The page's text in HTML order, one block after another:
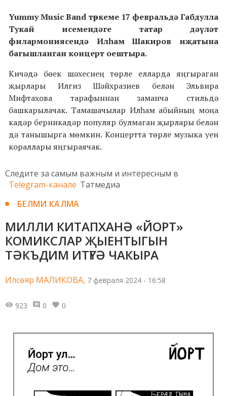
Yummy Music Band төркеме 17 февральдә Габдулла
Тукай исемендәге татар дәүләт
филармониясендә Илһам Шакиров иҗатына
багышланган концерт оештыра.
Кичәдә бөек шәхеснең төрле елларда яңгыраган
җырлары Илгиз Шәйхразиев белән Эльвира
Мифтахова тарафыннан заманча стильдә
башкарылачак. Тамашачылар Илһам абыйның моңа
кадәр берникадәр популяр булмаган җырлары белән
дә танышырга мөмкин. Концертта төрле музыка уен
кораллары яңгыраячак.
Следите за самым важным и интересным в
Telegram-канале Татмедиа
БЕЛМИ КАЛМА
МИЛЛИ КИТАПХАНӘ «ЙОРТ»
КОМИКСЛАР ҖЫЕНТЫГЫН
ТӘКЪДИМ ИТҮГӘ ЧАКЫРА
Илсөяр МАЛИКОВА, 7 февраля 2024 - 16:58
923 0 0